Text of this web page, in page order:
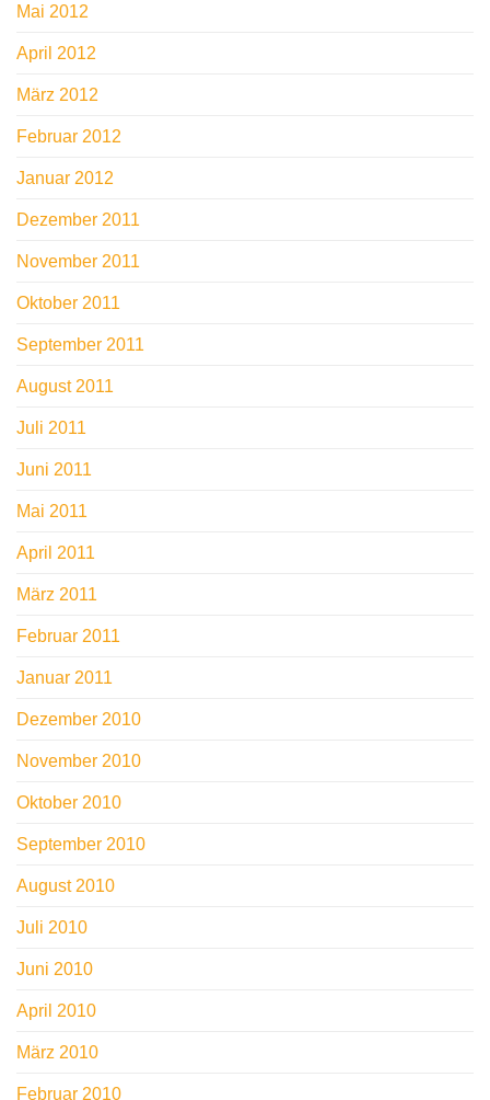
Mai 2012
April 2012
März 2012
Februar 2012
Januar 2012
Dezember 2011
November 2011
Oktober 2011
September 2011
August 2011
Juli 2011
Juni 2011
Mai 2011
April 2011
März 2011
Februar 2011
Januar 2011
Dezember 2010
November 2010
Oktober 2010
September 2010
August 2010
Juli 2010
Juni 2010
April 2010
März 2010
Februar 2010